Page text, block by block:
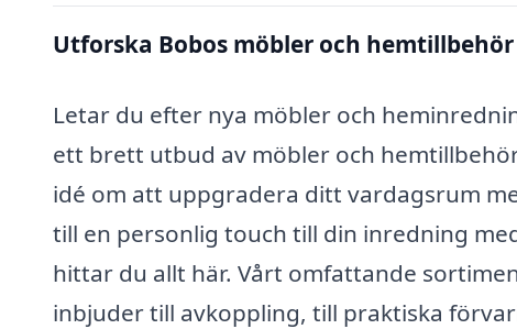
Utforska Bobos möbler och
Letar du efter nya möbler och
ett brett utbud av möbler och
idé om att uppgradera ditt vardagsrum
till en personlig touch till din inredning
hittar du allt här. Vårt omfattande
inbjuder till avkoppling, till praktiska